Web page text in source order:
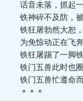
话音未落，抓起一
铁神碎不及防，被
铁狂屠勃然大恕，
为免惊动正在飞奔
铁狂屠踢了一脚铁
铁门五兽此时也圈
铁门五兽忙遵命
＊＊＊